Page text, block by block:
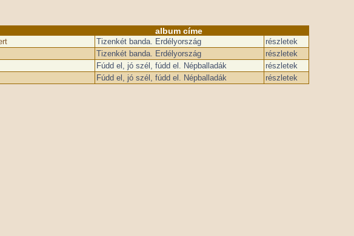
album címe
Tizenkét banda. Erdélyország
részletek
Tizenkét banda. Erdélyország
részletek
Fúdd el, jó szél, fúdd el. Népballadák
részletek
Fúdd el, jó szél, fúdd el. Népballadák részletek